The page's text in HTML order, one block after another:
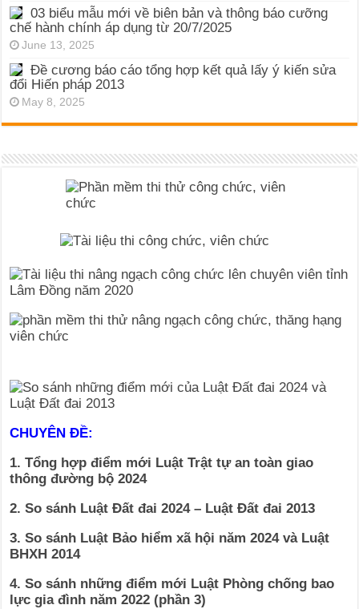
03 biểu mẫu mới về biên bản và thông báo cưỡng
chế hành chính áp dụng từ 20/7/2025
June 13, 2025
Đề cương báo cáo tổng hợp kết quả lấy ý kiến sửa
đổi Hiến pháp 2013
May 8, 2025
CHUYÊN ĐỀ:
1. Tổng hợp điểm mới Luật Trật tự an toàn giao
thông đường bộ 2024
2. So sánh Luật Đất đai 2024 – Luật Đất đai 2013
3. So sánh Luật Bảo hiểm xã hội năm 2024 và Luật
BHXH 2014
4. So sánh những điểm mới Luật Phòng chống bao
lực gia đình năm 2022 (phần 3)